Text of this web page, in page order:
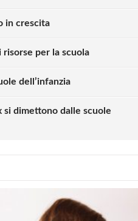
in crescita
per la scuola
dell’infanzia
si dimettono dalle scuole